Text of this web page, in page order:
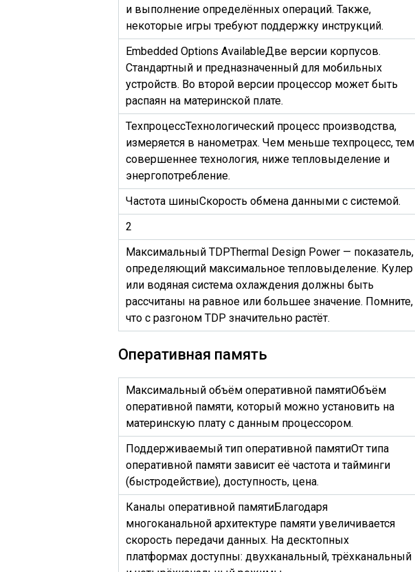
и выполнение определённых операций. Также,
некоторые игры требуют поддержку инструкций.
Embedded Options AvailableДве версии корпусов.
Стандартный и предназначенный для мобильных
устройств. Во второй версии процессор может быть
распаян на материнской плате.
ТехпроцессТехнологический процесс производства,
измеряется в нанометрах. Чем меньше техпроцесс, тем
совершеннее технология, ниже тепловыделение и
энергопотребление.
Частота шиныСкорость обмена данными с системой.
2
Максимальный TDPThermal Design Power — показатель,
определяющий максимальное тепловыделение. Кулер
или водяная система охлаждения должны быть
рассчитаны на равное или большее значение. Помните,
что с разгоном TDP значительно растёт.
Оперативная память
Максимальный объём оперативной памятиОбъём
оперативной памяти, который можно установить на
материнскую плату с данным процессором.
Поддерживаемый тип оперативной памятиОт типа
оперативной памяти зависит её частота и тайминги
(быстродействие), доступность, цена.
Каналы оперативной памятиБлагодаря
многоканальной архитектуре памяти увеличивается
скорость передачи данных. На десктопных
платформах доступны: двухканальный, трёхканальный